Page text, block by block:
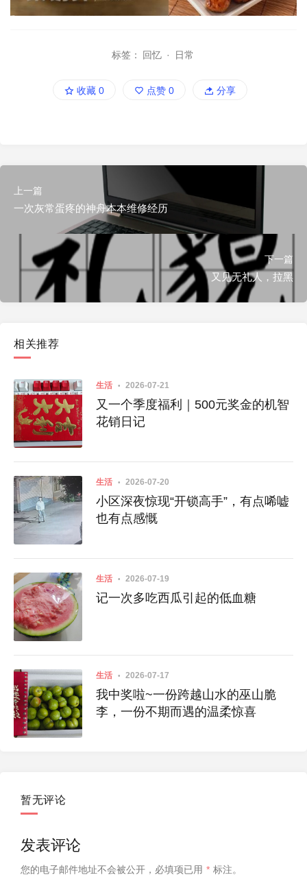
标签： 回忆 · 日常
收藏 0 点赞 0 分享
上一篇
一次灰常蛋疼的神舟本本维修经历
下一篇
又见无礼人，拉黑
相关推荐
生活 2026-07-21
又一个季度福利｜500元奖金的机智
花销日记
生活 2026-07-20
小区深夜惊现“开锁高手”，有点唏嘘
也有点感慨
生活 2026-07-19
记一次多吃西瓜引起的低血糖
生活 2026-07-17
我中奖啦~一份跨越山水的巫山脆
李，一份不期而遇的温柔惊喜
暂无评论
发表评论
您的电子邮件地址不会被公开， 必填项已用 * 标注。